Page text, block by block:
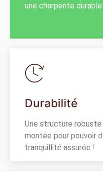
une charpente
Durabilité
Une structure
montée pour pouvoir
tranquillité assurée !